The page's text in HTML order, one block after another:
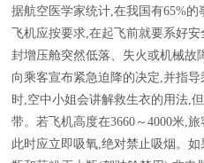
据航空医学家统计,在我国有65%
飞机应按要求,在起飞前就要系好
封增压舱突然低落、失火或机械故
向乘客宣布紧急迫降的决定,并指
时,空中小姐会讲解救生衣的用法,
带。若飞机高度在3660～4000米,
此时应立即吸氧,绝对禁止吸烟。